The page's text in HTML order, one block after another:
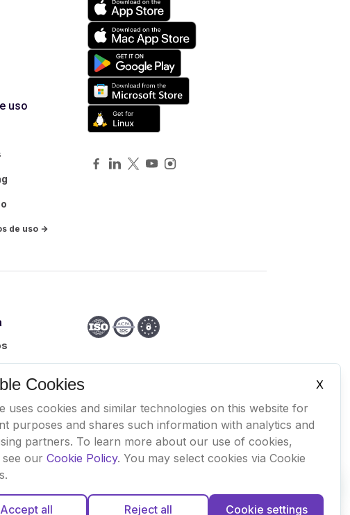
uso
de uso
Cookies
X
uses cookies and similar technologies on this website for
purposes and shares such information with analytics and
partners. To learn more about our use of cookies,
see our Cookie Policy. You may select cookies via Cookie
Accept all Reject all Cookie settings